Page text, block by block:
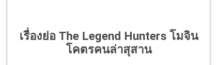
เรื่องย่อ The Legend Hunters โมจิน
โคตรคนล่าสุสาน